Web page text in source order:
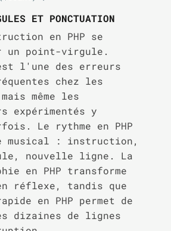
ET PONCTUATION
en PHP se
un point-virgule.
l'une des erreurs
chez les
même les
expérimentés y
Le rythme en PHP
musical : instruction,
nouvelle ligne. La
en PHP transforme
réflexe, tandis que
en PHP permet de
dizaines de lignes